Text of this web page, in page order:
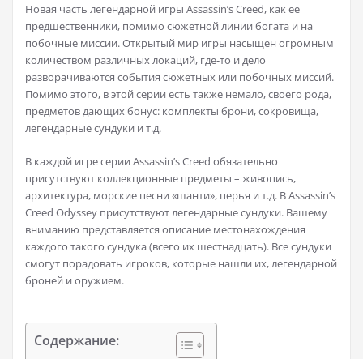
Новая часть легендарной игры Assassin’s Creed, как ее
предшественники, помимо сюжетной линии богата и на
побочные миссии. Открытый мир игры насыщен огромным
количеством различных локаций, где-то и дело
разворачиваются события сюжетных или побочных миссий.
Помимо этого, в этой серии есть также немало, своего рода,
предметов дающих бонус: комплекты брони, сокровища,
легендарные сундуки и т.д.
В каждой игре серии Assassin’s Creed обязательно
присутствуют коллекционные предметы – живопись,
архитектура, морские песни «шанти», перья и т.д. В Assassin’s
Creed Odyssey присутствуют легендарные сундуки. Вашему
вниманию представляется описание местонахождения
каждого такого сундука (всего их шестнадцать). Все сундуки
смогут порадовать игроков, которые нашли их, легендарной
броней и оружием.
Содержание: